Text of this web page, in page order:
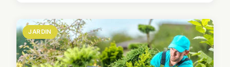
JARDIN